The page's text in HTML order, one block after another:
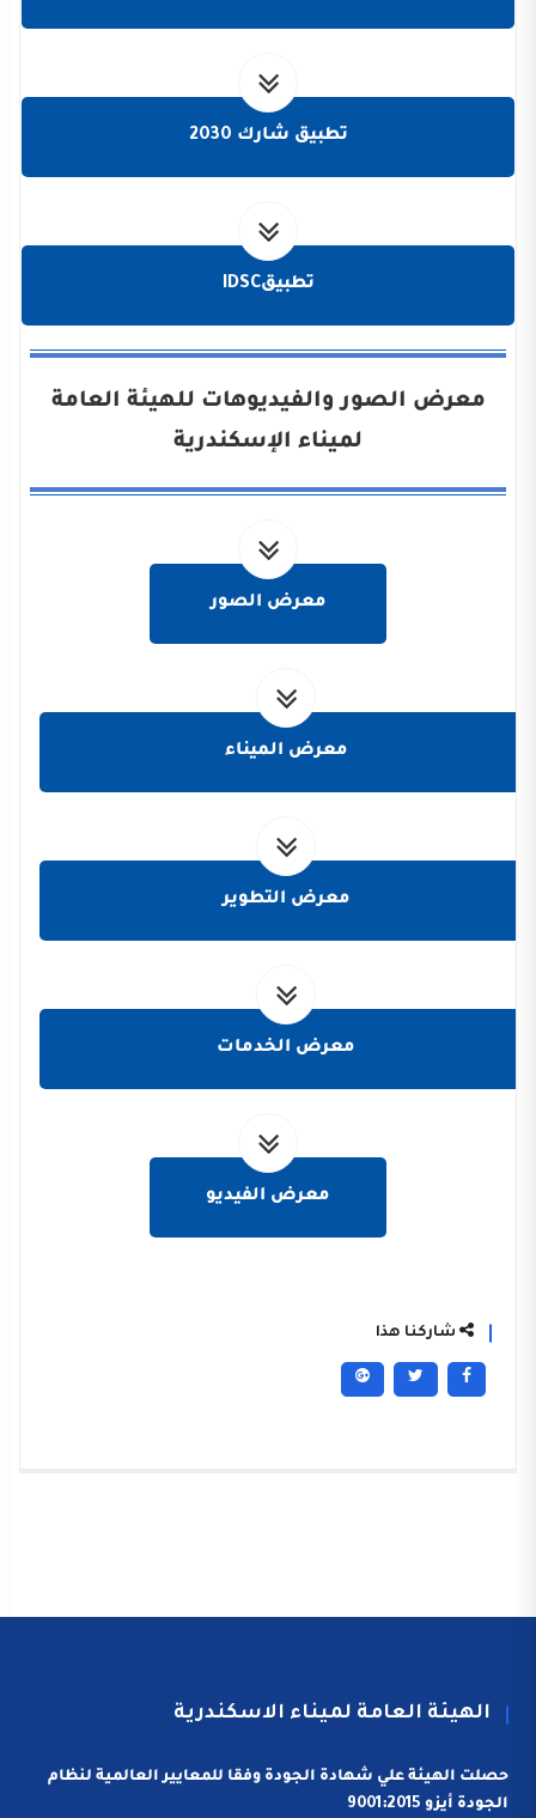
تطبيق شارك 2030
تطبيقIDSC
معرض الصور والفيديوهات للهيئة العامة
لميناء الإسكندرية
معرض الصور
معرض الميناء
معرض التطوير
معرض الخدمات
معرض الفيديو
شاركنا هذا
الهيئة العامة لميناء الاسكندرية
حصلت الهيئة علي شهادة الجودة وفقا للمعايير العالمية لنظام
الجودة أيزو 9001:2015